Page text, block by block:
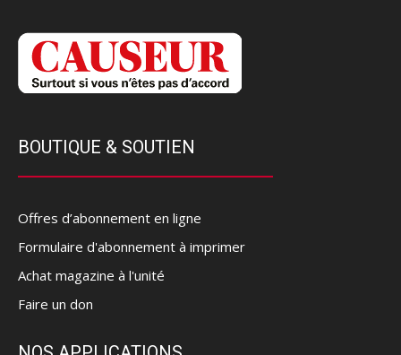
BOUTIQUE & SOUTIEN
Offres d’abonnement en ligne
Formulaire d'abonnement à imprimer
Achat magazine à l'unité
Faire un don